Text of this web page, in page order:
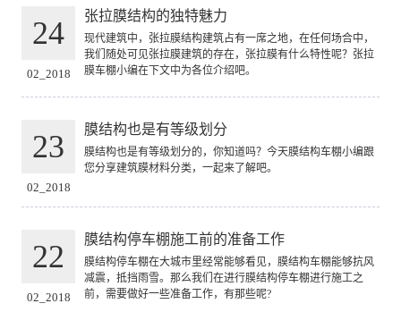
24
02_2018
张拉膜结构的独特魅力
现代建筑中，张拉膜结构建筑占有一席之地，在任何场合中，
我们随处可见张拉膜建筑的存在，张拉膜有什么特性呢？张拉
膜车棚小编在下文中为各位介绍吧。
23
02_2018
膜结构也是有等级划分
膜结构也是有等级划分的，你知道吗？今天膜结构车棚小编跟
您分享建筑膜材料分类，一起来了解吧。
22
02_2018
膜结构停车棚施工前的准备工作
膜结构停车棚在大城市里经常能够看见，膜结构车棚能够抗风
减震，抵挡雨雪。那么我们在进行膜结构停车棚进行施工之
前，需要做好一些准备工作，有那些呢?